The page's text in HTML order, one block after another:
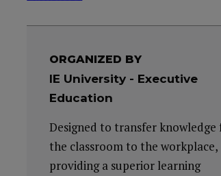
ORGANIZED BY
IE University - Executive
Education
Designed to transfer knowledge
the classroom to the workplace,
providing a superior learning